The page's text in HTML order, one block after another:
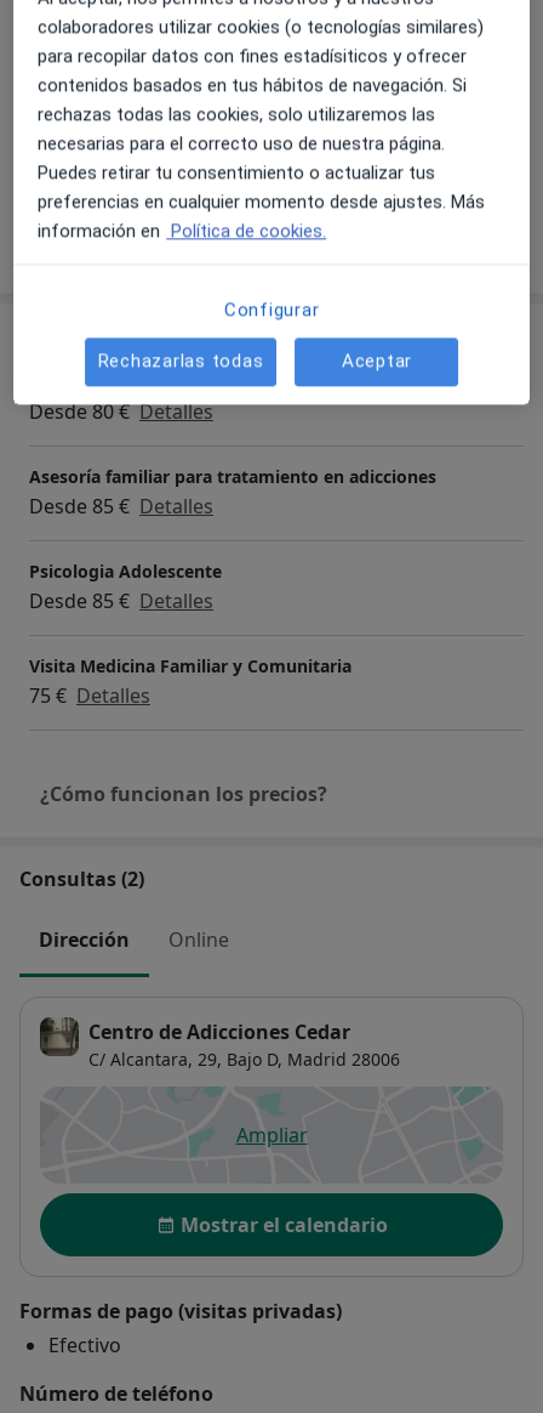
Ver galería (1)
Mostrar más detalles
Servicios y precios
Consulta online
Desde 80 € Detalles
Asesoría familiar para tratamiento en adicciones
Desde 85 € Detalles
Psicologia Adolescente
Desde 85 € Detalles
Visita Medicina Familiar y Comunitaria
75 € Detalles
¿Cómo funcionan los precios?
Consultas (2)
Dirección Online
Centro de Adicciones Cedar
C/ Alcantara, 29, Bajo D, Madrid 28006
Ampliarse abre en una nueva
Disponibilidad
Mostrar el calendario
Formas de pago (visitas privadas)
Efectivo
Número de teléfono
colaboradores utilizar cookies (o tecnologías similares)
para recopilar datos con fines estadísiticos y ofrecer
contenidos basados en tus hábitos de navegación. Si
rechazas todas las cookies, solo utilizaremos las
necesarias para el correcto uso de nuestra página.
Puedes retirar tu consentimiento o actualizar tus
preferencias en cualquier momento desde ajustes. Más
información en Política de cookies.
Configurar
Rechazarlas todas Aceptar